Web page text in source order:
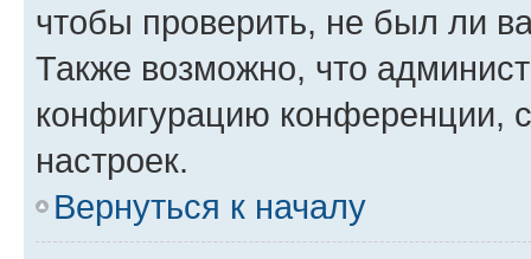
чтобы проверить, не был ли
Также возможно, что
конфигурацию конференции,
настроек.
Вернуться к началу